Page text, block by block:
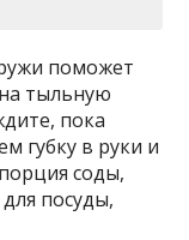
поможет
тыльную
пока
губку в руки и
соды,
посуды,